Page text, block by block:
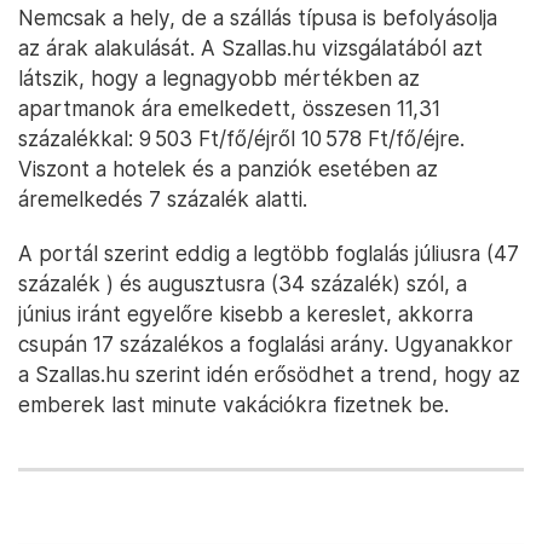
Nemcsak a hely, de a szállás típusa is befolyásolja
az árak alakulását. A Szallas.hu vizsgálatából azt
látszik, hogy a legnagyobb mértékben az
apartmanok ára emelkedett, összesen 11,31
százalékkal: 9 503 Ft/fő/éjről 10 578 Ft/fő/éjre.
Viszont a hotelek és a panziók esetében az
áremelkedés 7 százalék alatti.
A portál szerint eddig a legtöbb foglalás júliusra (47
százalék ) és augusztusra (34 százalék) szól, a
június iránt egyelőre kisebb a kereslet, akkorra
csupán 17 százalékos a foglalási arány. Ugyanakkor
a Szallas.hu szerint idén erősödhet a trend, hogy az
emberek last minute vakációkra fizetnek be.